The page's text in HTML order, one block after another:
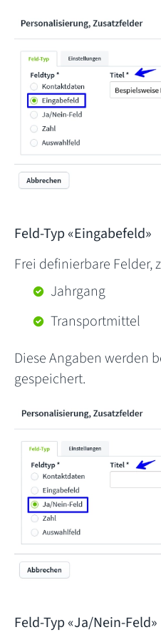
Feld-Typ «Eingabefeld»
Frei definierbare Felder,
Jahrgang
Transportmittel
Diese Angaben werden
gespeichert.
Feld-Typ «Ja/Nein-Feld»